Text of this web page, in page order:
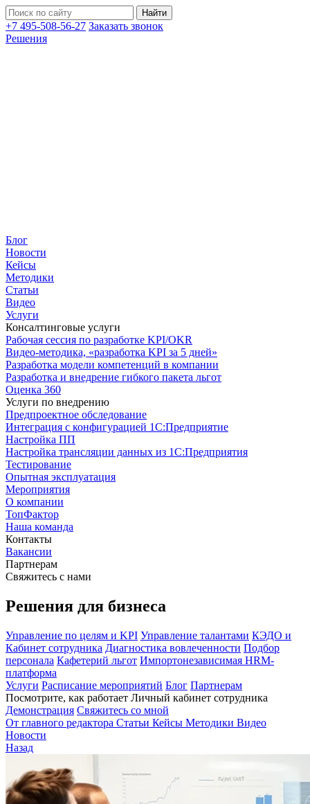
+7 495-508-56-27 Заказать звонок
Решения
Блог
Новости
Кейсы
Методики
Статьи
Видео
Услуги
Консалтинговые услуги
Рабочая сессия по разработке KPI/OKR
Видео-методика, «разработка KPI за 5 дней»
Разработка модели компетенций в компании
Разработка и внедрение гибкого пакета льгот
Оценка 360
Услуги по внедрению
Предпроектное обследование
Интеграция с конфигурацией 1С:Предприятие
Настройка ПП
Настройка трансляции данных из 1С:Предприятия
Тестирование
Опытная эксплуатация
Мероприятия
О компании
ТопФактор
Наша команда
Контакты
Вакансии
Партнерам
Свяжитесь с нами
Решения для бизнеса
Управление по целям и KPI Управление талантами КЭДО и
Кабинет сотрудника Диагностика вовлеченности Подбор
персонала Кафетерий льгот Импортонезависимая HRM-
платформа
Услуги Расписание мероприятий Блог Партнерам
Посмотрите, как работает Личный кабинет сотрудника
Демонстрация Свяжитесь со мной
От главного редактора Статьи Кейсы Методики Видео
Новости
Назад